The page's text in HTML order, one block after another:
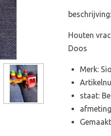
beschrijving:
Houten
Doos
Merk: Sio
staat: